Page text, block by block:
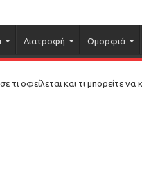
Διατροφή Ομορφιά
τι οφείλεται και τι μπορείτε να